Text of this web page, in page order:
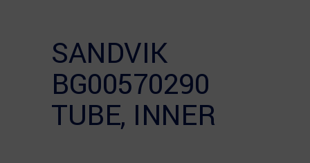
SANDVIK
BG00570290
TUBE, INNER